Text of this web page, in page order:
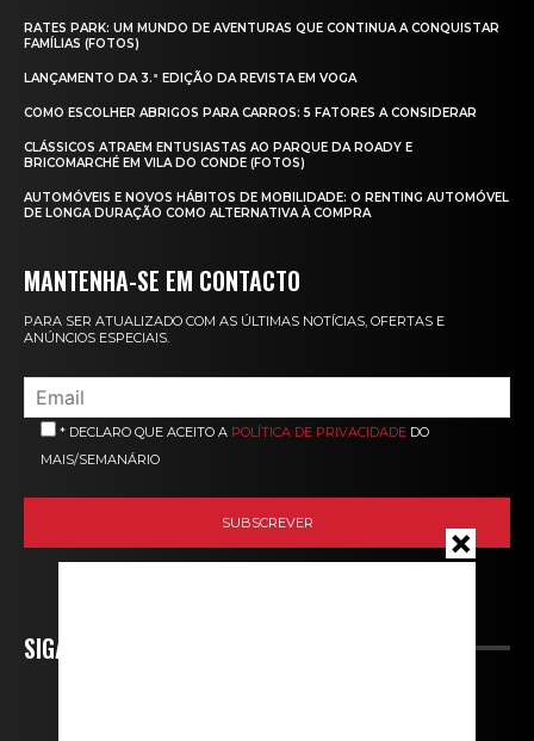
RATES PARK: UM MUNDO DE AVENTURAS QUE CONTINUA A CONQUISTAR
FAMÍLIAS (FOTOS)
LANÇAMENTO DA 3.ª EDIÇÃO DA REVISTA EM VOGA
COMO ESCOLHER ABRIGOS PARA CARROS: 5 FATORES A CONSIDERAR
CLÁSSICOS ATRAEM ENTUSIASTAS AO PARQUE DA ROADY E
BRICOMARCHÉ EM VILA DO CONDE (FOTOS)
AUTOMÓVEIS E NOVOS HÁBITOS DE MOBILIDADE: O RENTING AUTOMÓVEL
DE LONGA DURAÇÃO COMO ALTERNATIVA À COMPRA
MANTENHA-SE EM CONTACTO
PARA SER ATUALIZADO COM AS ÚLTIMAS NOTÍCIAS, OFERTAS E
ANÚNCIOS ESPECIAIS.
* DECLARO QUE ACEITO A POLÍTICA DE PRIVACIDADE DO
MAIS/SEMANÁRIO
SIGA-NOS